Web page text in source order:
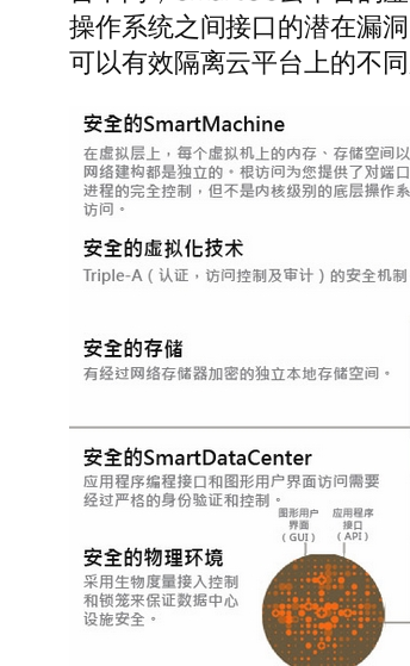
操作系统之间接口的潜在漏
可以有效隔离云平台上的不